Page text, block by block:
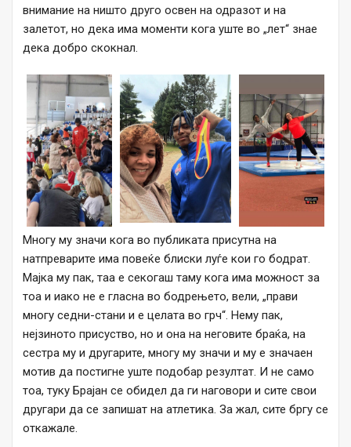
внимание на ништо друго освен на одразот и на
залетот, но дека има моменти кога уште во „лет“ знае
дека добро скокнал.
Многу му значи кога во публиката присутна на
натпреварите има повеќе блиски луѓе кои го бодрат.
Мајка му пак, таа е секогаш таму кога има можност за
тоа и иако не е гласна во бодрењето, вели, „прави
многу седни-стани и е целата во грч“. Нему пак,
нејзиното присуство, но и она на неговите браќа, на
сестра му и другарите, многу му значи и му е значаен
мотив да постигне уште подобар резултат. И не само
тоа, туку Брајан се обидел да ги наговори и сите свои
другари да се запишат на атлетика. За жал, сите бргу се
откажале.